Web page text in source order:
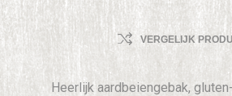
VERGELIJK
Heerlijk aardbeiengebak,